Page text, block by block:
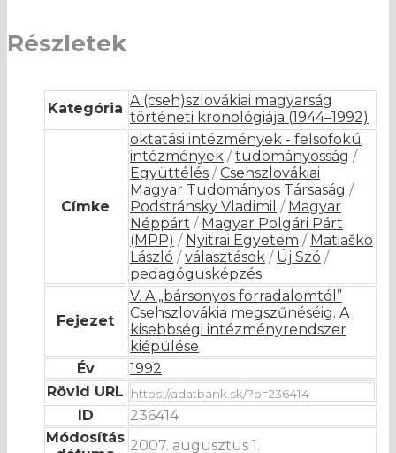
Részletek
Kategória A (cseh)szlovákiai magyarság
történeti kronológiája (1944–1992)
Címke
oktatási intézmények - felsofokú
intézmények /tudományosság /
Együttélés /Csehszlovákiai
Magyar Tudományos Társaság /
Podstránsky Vladimil / Magyar
Néppárt / Magyar Polgári Párt
(MPP) / Nyitrai Egyetem / Matiaško
László /választások / Új Szó /
pedagógusképzés
Fejezet
V. A „bársonyos forradalomtól”
Csehszlovákia megszűnéséig. A
kisebbségi intézményrendszer
kiépülése
Év
1992
Rövid URL
ID
236414
Módosítás 2007. augusztus 1.